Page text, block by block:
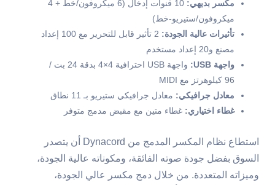
مكسر بديهي:
10 قنوات إدخال (6 ميكروفون/خط + 4
ميكروفون/ستيريو-خط)
تأثيرات عالية الجودة:
2 تأثير قابل للتحرير مع 100 إعداد
مصنع و20 إعداد مستخدم
واجهة USB:
واجهة USB احترافية 4×4 بدقة 24 بت /
96 كيلوهرتز مع MIDI
معادل جرافيكي: معادل جرافيكي ستيريو بـ 11 نطاق
غطاء اختياري: غطاء متين مع مقبض مدمج متوفر
استطاع نظام المكسر المدمج من Dynacord أن يتصدر
السوق بفضل جودة صوته الفائقة، ومكوناته عالية الجودة،
وميزاته المتعددة. من خلال دمج مكسر عالي الجودة،